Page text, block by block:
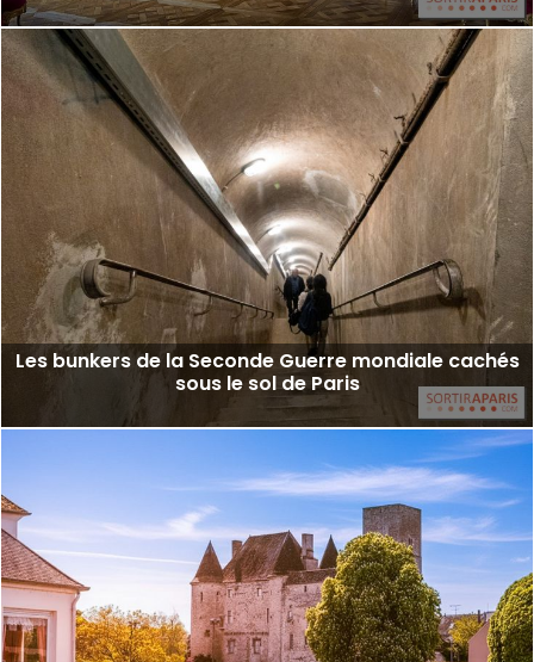
Les bunkers de la Seconde Guerre mondiale cachés
sous le sol de Paris